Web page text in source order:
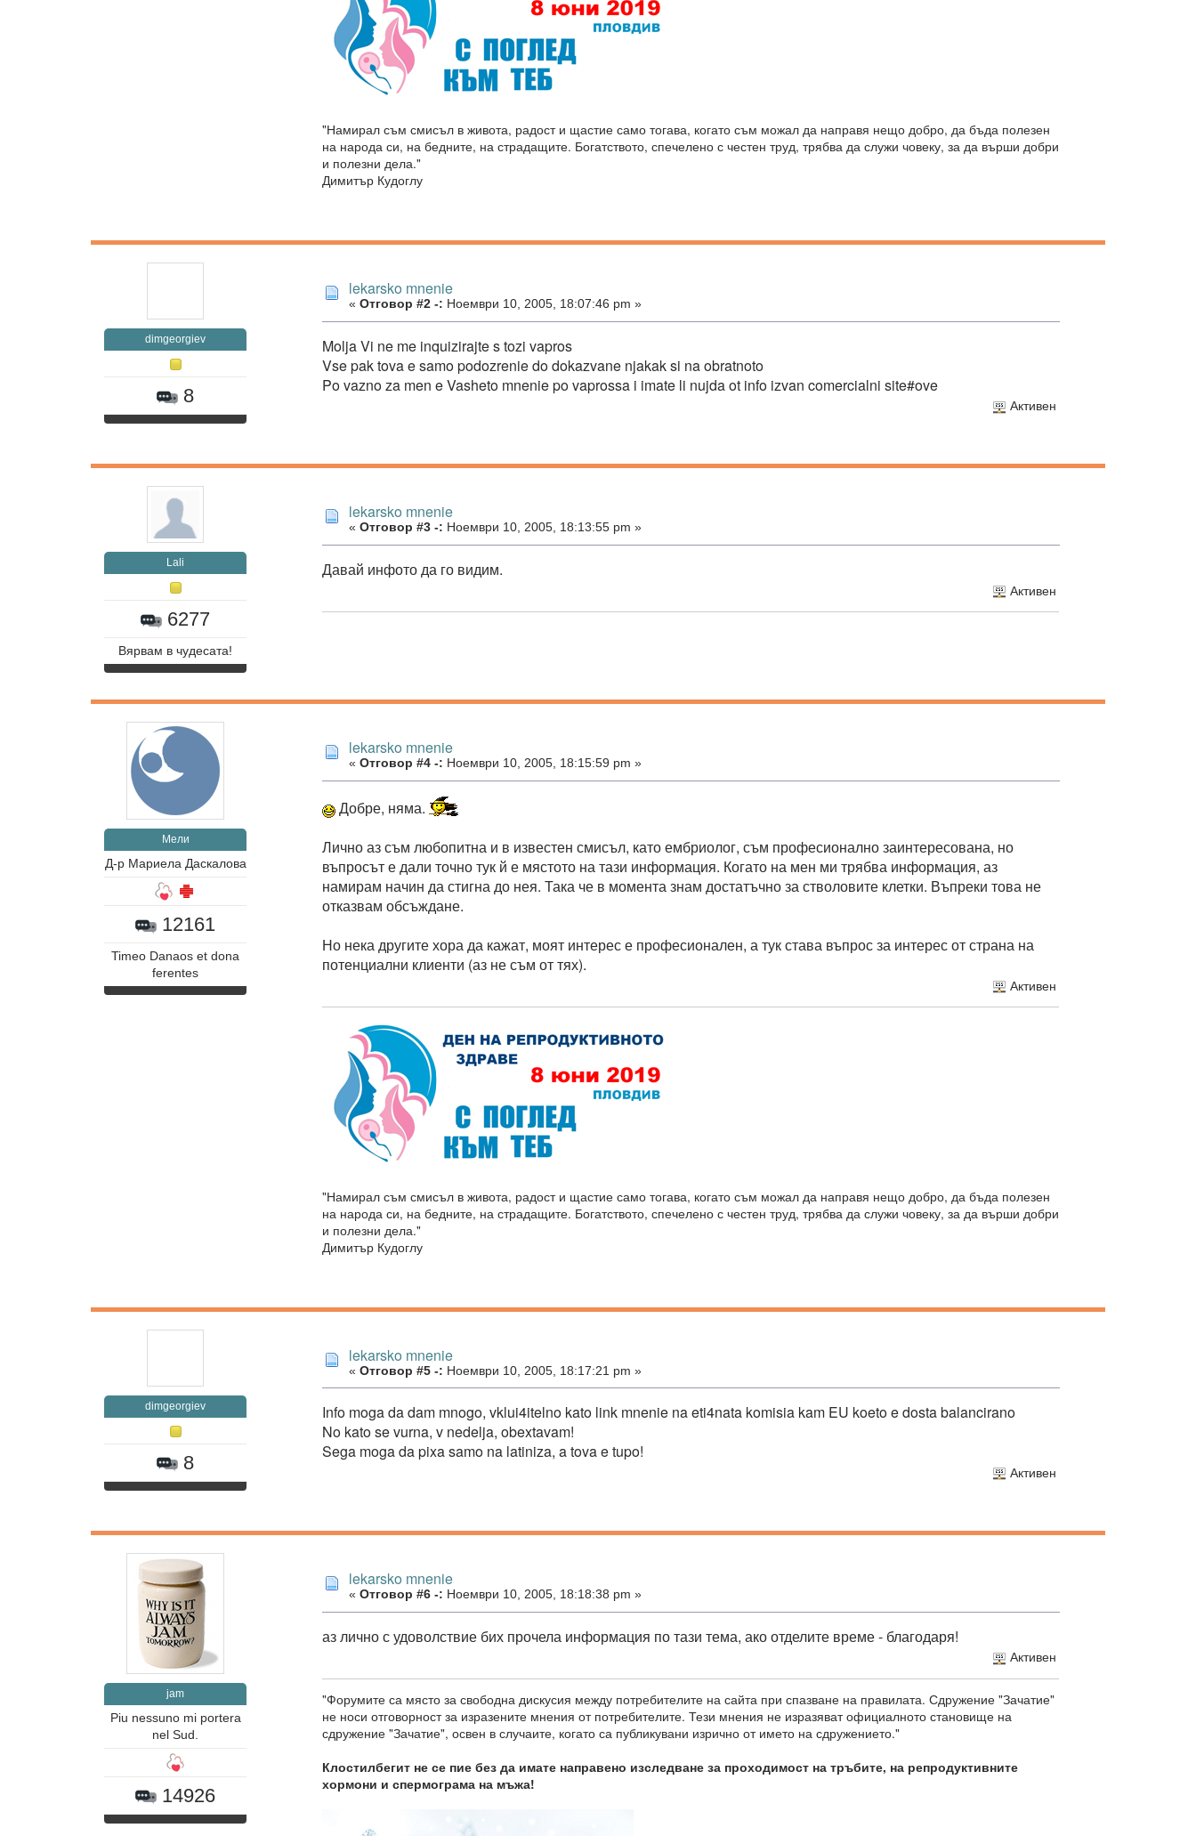
"Намирал съм смисъл в живота, радост и щастие само тогава, когато съм можал да направя нещо добро, да бъда полезен
на народа си, на бедните, на страдащите. Богатството, спечелено с честен труд, трябва да служи човеку, за да върши добри
и полезни дела."
Димитър Кудоглу
dimgeorgiev
8
lekarsko mnenie
« Отговор #2 -: Ноември 10, 2005, 18:07:46 pm »
Molja Vi ne me inquizirajte s tozi vapros
Vse pak tova e samo podozrenie do dokazvane njakak si na obratnoto
Po vazno za men e Vasheto mnenie po vaprossa i imate li nujda ot info izvan comercialni site#ove
Активен
Lali
6277
Вярвам в чудесата!
lekarsko mnenie
« Отговор #3 -: Ноември 10, 2005, 18:13:55 pm »
Давай инфото да го видим.
Активен
Мели
Д-р Мариела Даскалова
12161
Timeo Danaos et dona
ferentes
lekarsko mnenie
« Отговор #4 -: Ноември 10, 2005, 18:15:59 pm »
Добре, няма.
Лично аз съм любопитна и в известен смисъл, като ембриолог, съм професионално заинтересована, но
въпросът е дали точно тук й е мястото на тази информация. Когато на мен ми трябва информация, аз
намирам начин да стигна до нея. Така че в момента знам достатъчно за стволовите клетки. Въпреки това не
отказвам обсъждане.
Но нека другите хора да кажат, моят интерес е професионален, а тук става въпрос за интерес от страна на
потенциални клиенти (аз не съм от тях).
Активен
"Намирал съм смисъл в живота, радост и щастие само тогава, когато съм можал да направя нещо добро, да бъда полезен
на народа си, на бедните, на страдащите. Богатството, спечелено с честен труд, трябва да служи човеку, за да върши добри
и полезни дела."
Димитър Кудоглу
dimgeorgiev
8
lekarsko mnenie
« Отговор #5 -: Ноември 10, 2005, 18:17:21 pm »
Info moga da dam mnogo, vklui4itelno kato link mnenie na eti4nata komisia kam EU koeto e dosta balancirano
No kato se vurna, v nedelja, obextavam!
Sega moga da pixa samo na latiniza, a tova e tupo!
Активен
jam
Piu nessuno mi portera
nel Sud.
14926
lekarsko mnenie
« Отговор #6 -: Ноември 10, 2005, 18:18:38 pm »
аз лично с удоволствие бих прочела информация по тази тема, ако отделите време - благодаря!
Активен
"Форумите са място за свободна дискусия между потребителите на сайта при спазване на правилата. Сдружение "Зачатие"
не носи отговорност за изразените мнения от потребителите. Тези мнения не изразяват официалното становище на
сдружение "Зачатие", освен в случаите, когато са публикувани изрично от името на сдружението."
Клостилбегит не се пие без да имате направено изследване за проходимост на тръбите, на репродуктивните
хормони и спермограма на мъжа!